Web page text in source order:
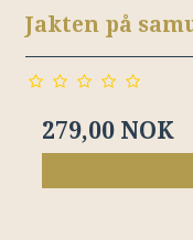
Jakten på
279,00 NOK